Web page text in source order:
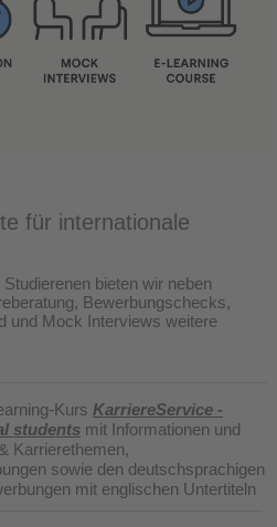
für internationale
bieten wir neben
Bewerbungschecks,
und Mock Interviews weitere
Kurs KarriereService -
students mit Informationen und
Karrierethemen,
sowie den deutschsprachigen
mit englischen Untertiteln